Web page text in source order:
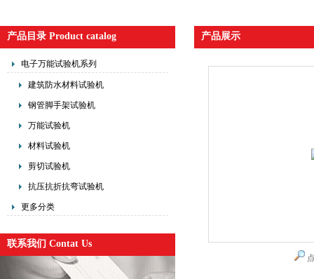
产品目录 Product catalog
电子万能试验机系列
建筑防水材料试验机
钢管脚手架试验机
万能试验机
材料试验机
剪切试验机
抗压抗折抗弯试验机
更多分类
联系我们 Contat Us
产品展示